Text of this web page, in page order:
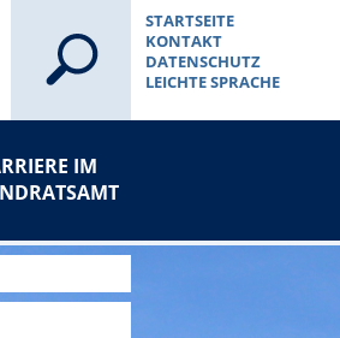
STARTSEITE
KONTAKT
DATENSCHUTZ
LEICHTE SPRACHE
IM